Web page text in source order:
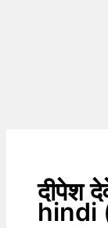
दीपेश
hindi